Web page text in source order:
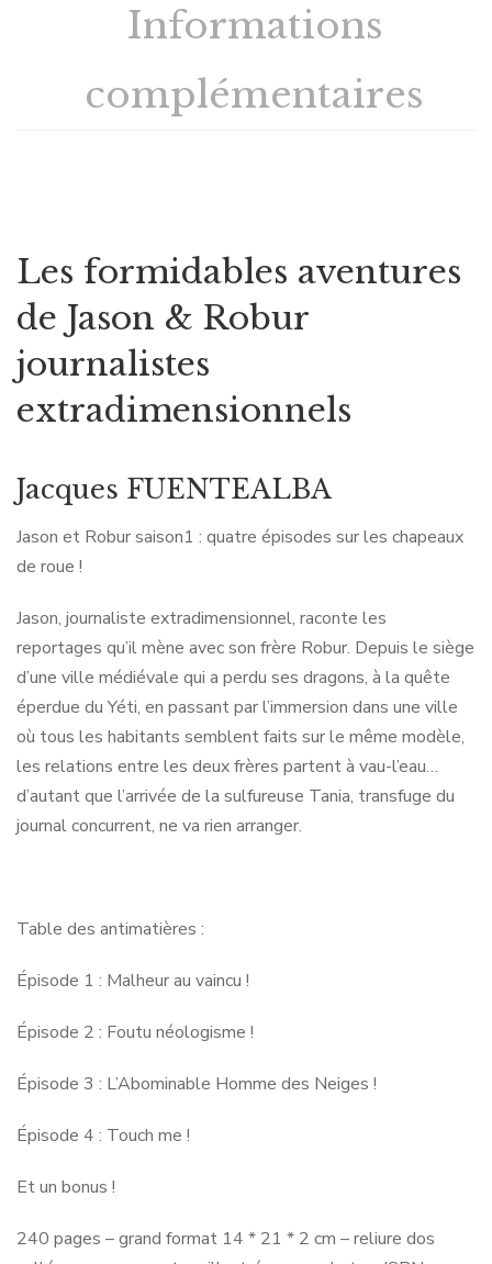
Informations
complémentaires
Les formidables aventures
de Jason & Robur
journalistes
extradimensionnels
Jacques FUENTEALBA
Jason et Robur saison1 : quatre épisodes sur les chapeaux
de roue !
Jason, journaliste extradimensionnel, raconte les
reportages qu’il mène avec son frère Robur. Depuis le siège
d’une ville médiévale qui a perdu ses dragons, à la quête
éperdue du Yéti, en passant par l’immersion dans une ville
où tous les habitants semblent faits sur le même modèle,
les relations entre les deux frères partent à vau-l’eau…
d’autant que l’arrivée de la sulfureuse Tania, transfuge du
journal concurrent, ne va rien arranger.
Table des antimatières :
Épisode 1 : Malheur au vaincu !
Épisode 2 : Foutu néologisme !
Épisode 3 : L’Abominable Homme des Neiges !
Épisode 4 : Touch me !
Et un bonus !
240 pages – grand format 14 * 21 * 2 cm – reliure dos